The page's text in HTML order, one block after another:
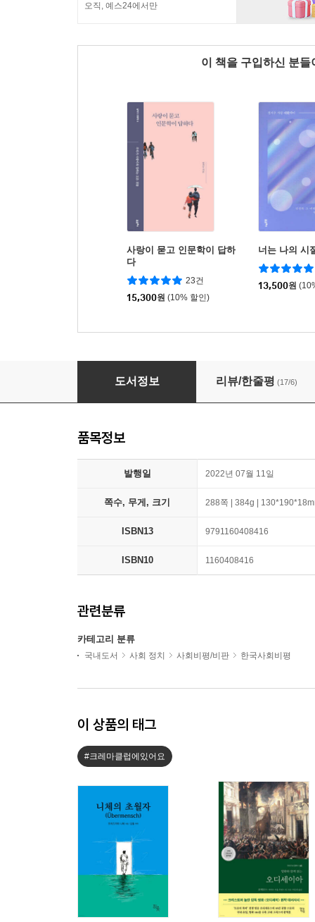
오직, 예스24에서만
이 책을 구입하신 분
사랑이 묻고 인문학이 답하
다
23건
15,300원 (10% 할인)
너는 나의 시
13,500원
내가 잘못 산다고 말하는 세상에게
도서정보 리뷰/한줄평 (17/6)
품목정보
발행일 2022년 07월 11일
쪽수, 무게, 크기 288쪽 | 384g |
ISBN13 9791160408416
ISBN10 1160408416
관련분류
카테고리 분류
국내도서 사회 정치 사회비평/비판 한국사회비평
이 상품의 태그
#크레마클럽에있어요